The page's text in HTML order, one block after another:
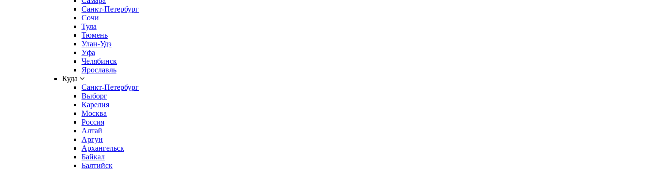
Санкт-Петербург
Сочи
Тула
Тюмень
Улан-Удэ
Уфа
Челябинск
Ярославль
Куда
Санкт-Петербург
Выборг
Карелия
Москва
Россия
Алтай
Аргун
Архангельск
Байкал
Балтийск